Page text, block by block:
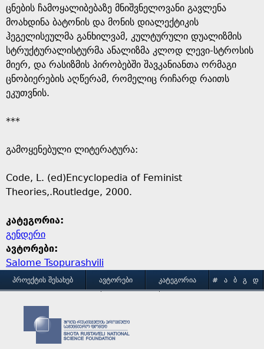
ცნების ჩამოყალიბებაზე მნიშვნელოვანი გავლენა
მოახდინა ბატონის და მონის დიალექტიკის
ჰეგელისეულმა განხილვამ, კულტურული დუალიზმის
სტრუქტურალისტურმა ანალიზმა კლოდ ლევი-სტროსის
მიერ, და რასიზმის პირობებში შავკანიანთა ორმაგი
ცნობიერების აღწერამ, რომელიც რიჩარდ რაითს
ეკუთვნის.
***
გამოყენებული ლიტერატურა:
Code, L. (ed)Encyclopedia of Feminist
Theories,.Routledge, 2000.
კატეგორია:
გენდერი
ავტორები:
Salome Tsopurashvili
MᲞᲠᲝᲔᲥᲢᲘᲡ ᲨᲔᲡᲐᲮᲔᲑ ᲐᲕᲢᲝᲠᲔᲑᲘ ᲙᲐᲢᲔᲒᲝᲠᲘᲐ # Ა Ბ Გ
Დ